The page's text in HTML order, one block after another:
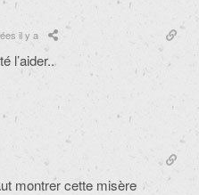
il y a
l’aider..
montrer cette misère